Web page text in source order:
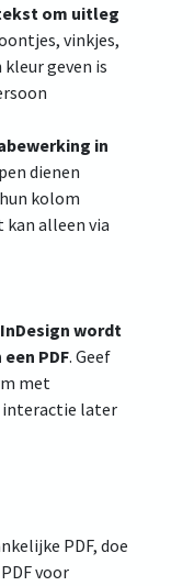
om uitleg
vinkjes,
kleur geven is
in
dienen
kolom
kan alleen via
wordt
PDF. Geef
met
interactie later
PDF, doe
voor